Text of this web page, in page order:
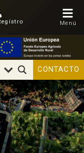
Menú
CONTACTO